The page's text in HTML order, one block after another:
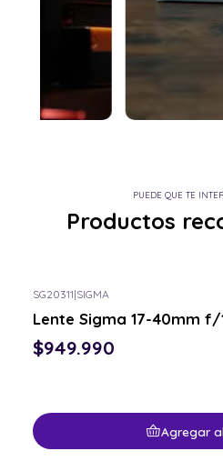
PUEDE QUE TE
Productos
SG20311|SIGMA
Lente Sigma 17-40mm f/
$949.990
Agregar